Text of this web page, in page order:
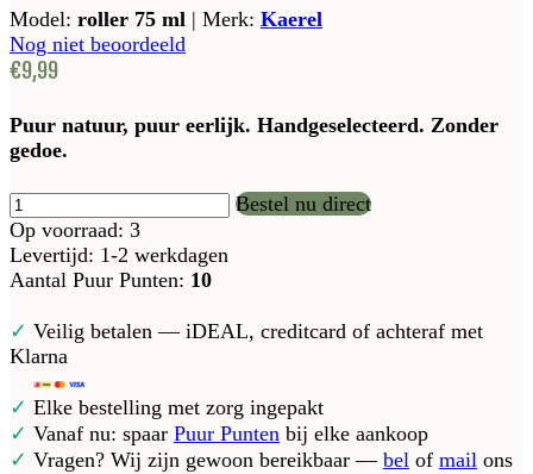
Model: roller 75 ml | Merk: Kaerel
Nog niet beoordeeld
€9,99
Puur natuur, puur eerlijk. Handgeselecteerd. Zonder
gedoe.
Bestel nu direct
Op voorraad: 3
Levertijd: 1-2 werkdagen
Aantal Puur Punten: 10
✓ Veilig betalen — iDEAL, creditcard of achteraf met
Klarna
✓ Elke bestelling met zorg ingepakt
✓ Vanaf nu: spaar Puur Punten bij elke aankoop
✓ Vragen? Wij zijn gewoon bereikbaar — bel of mail ons